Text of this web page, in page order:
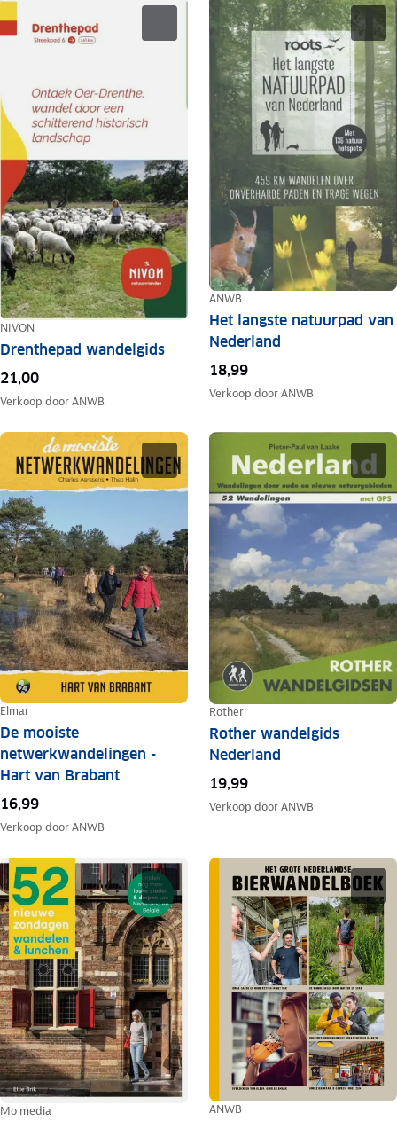
NIVON
Drenthepad wandelgids
21,00
Verkoop doorANWB
ANWB
Het langste natuurpad van
Nederland
18,99
Verkoop doorANWB
Elmar
De mooiste
netwerkwandelingen -
Hart van Brabant
16,99
Verkoop doorANWB
Rother
Rother wandelgids
Nederland
19,99
Verkoop doorANWB
Mo media ANWB